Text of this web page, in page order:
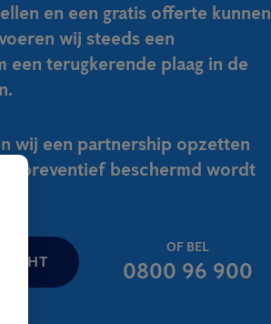
en een gratis offerte kunnen
wij steeds een
een terugkerende plaag in de
wij een partnership opzetten
preventief beschermd wordt
OF BEL
0800 96 900